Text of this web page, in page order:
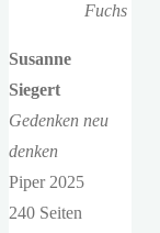
Fuchs
Susanne
Siegert
Gedenken neu
denken
Piper 2025
240 Seiten